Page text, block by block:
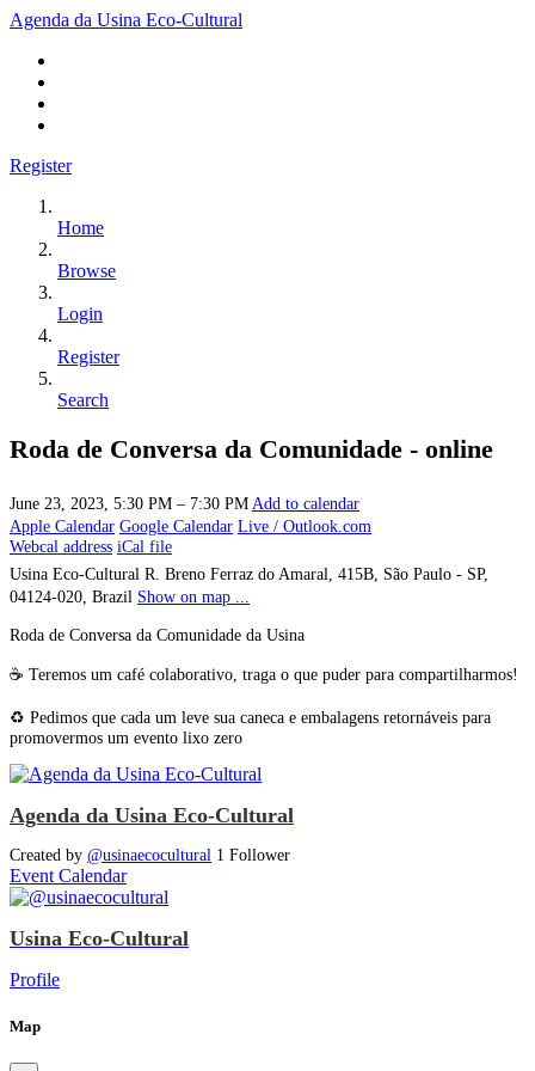
Agenda da Usina Eco-Cultural
Register
Home
Browse
Login
Register
Search
Roda de Conversa da Comunidade - online
June 23, 2023, 5:30 PM – 7:30 PM Add to calendar
Apple Calendar Google Calendar Live / Outlook.com
Webcal address iCal file
Usina Eco-Cultural R. Breno Ferraz do Amaral, 415B, São Paulo - SP,
04124-020, Brazil Show on map ...
Roda de Conversa da Comunidade da Usina
☕ Teremos um café colaborativo, traga o que puder para compartilharmos!
♻️ Pedimos que cada um leve sua caneca e embalagens retornáveis para
promovermos um evento lixo zero
Agenda da Usina Eco-Cultural
Created by @usinaecocultural 1 Follower
Event Calendar
Usina Eco-Cultural
Profile
Map